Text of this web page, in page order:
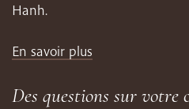
Hanh.
En savoir plus
Des questions sur votre